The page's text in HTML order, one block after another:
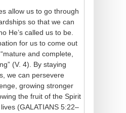
allow us to go through
so that we can
He’s called us to be.
for us to come out
and complete,
(V. 4). By staying
we can persevere
growing stronger
the fruit of the Spirit
(GALATIANS 5:22–